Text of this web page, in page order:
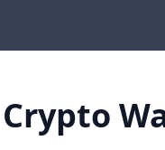
Crypto